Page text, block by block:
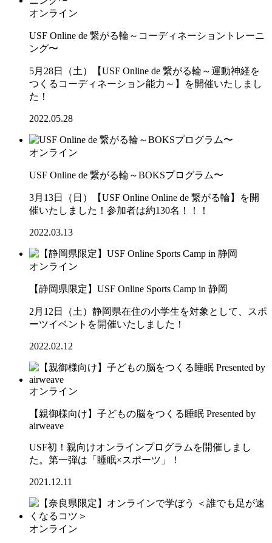
オンライン
USF Online de 繋がる輪～コーディネーショントレーニ
ング〜
5月28日（土）【USF Online de 繋がる輪～運動神経を
つくるコーディネーション能力～】を開催いたしまし
た！
2022.05.28
オンライン
USF Online de 繋がる輪～BOKSプログラム〜
3月13日（日）【USF Online Online de 繋がる輪】を開
催いたしました！参加者は約130名！！！
2022.03.13
オンライン
【静岡県限定】USF Online Sports Camp in 静岡
2月12日（土）静岡県在住の小学生を対象として、スポ
ーツイベントを開催いたしました！
2022.02.12
オンライン
【親御様向け】子どもの脳をつくる睡眠 Presented by
airweave
USF初！親向けオンラインプログラムを開催しまし
た。第一弾は「睡眠×スポーツ」！
2021.12.11
オンライン